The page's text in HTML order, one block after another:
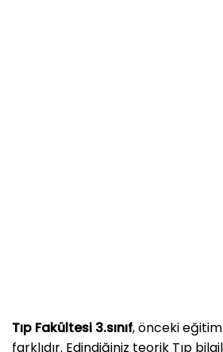
Tıp Fakültesi 3.sınıf, önceki
farklıdır. Edindiğiniz teorik Tıp